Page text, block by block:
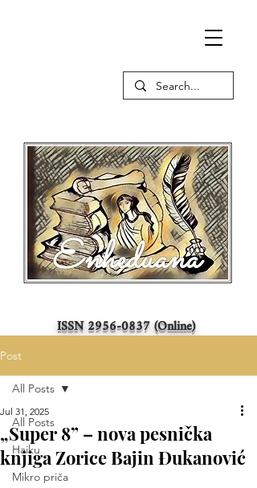
ISSN2956-0837(Online)
Post
All Posts
Haiku
Mikro priča
All Posts
„Super 8” – nova pesnička
knjiga Zorice Bajin Đukanović
Jul 31, 2025